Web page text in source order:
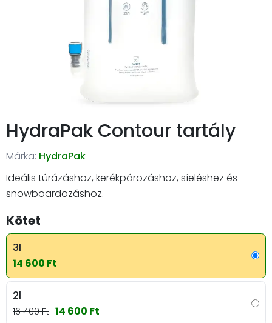
HydraPak Contour tartály
Márka: HydraPak
Ideális túrázáshoz, kerékpározáshoz, síeléshez és
snowboardozáshoz.
Kötet
3l
14 600 Ft
2l
16 400 Ft 14 600 Ft